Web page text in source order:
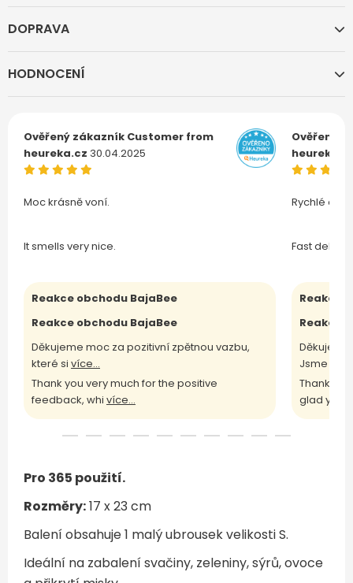
DOPRAVA
HODNOCENÍ
Ověřený zákazník Customer from
heureka.cz 30.04.2025
Moc krásně voní.
It smells very nice.
Reakce obchodu BajaBee
Reakce obchodu BajaBee
Děkujeme moc za pozitivní zpětnou vazbu,
které si více...
Thank you very much for the positive
feedback, whi více...
Ověřený
Rychlé
Fast
Reakce
Reakce
Jsme rádi
Thank
glad yo
Pro 365 použití.
Rozměry:17 x 23 cm
Balení obsahuje 1 malý ubrousek velikosti S.
Ideální na zabalení svačiny, zeleniny, sýrů, ovoce